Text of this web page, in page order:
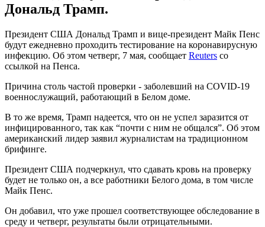
Дональд Трамп.
Президент США Дональд Трамп и вице-президент Майк Пенс
будут ежедневно проходить тестирование на коронавирусную
инфекцию. Об этом четверг, 7 мая, сообщает Reuters со
ссылкой на Пенса.
Причина столь частой проверки - заболевший на COVID-19
военнослужащий, работающий в Белом доме.
В то же время, Трамп надеется, что он не успел заразится от
инфицированного, так как “почти с ним не общался”. Об этом
американский лидер заявил журналистам на традиционном
брифинге.
Президент США подчеркнул, что сдавать кровь на проверку
будет не только он, а все работники Белого дома, в том числе
Майк Пенс.
Он добавил, что уже прошел соответствующее обследование в
среду и четверг, результаты были отрицательными.